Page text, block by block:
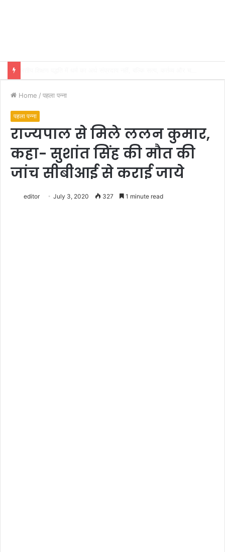
Home / पहला पन्ना
पहला पन्ना
राज्यपाल से मिले ललन कुमार,
कहा- सुशांत सिंह की मौत की
जांच सीबीआई से कराई जाये
editor July 3, 2020 327 1 minute read